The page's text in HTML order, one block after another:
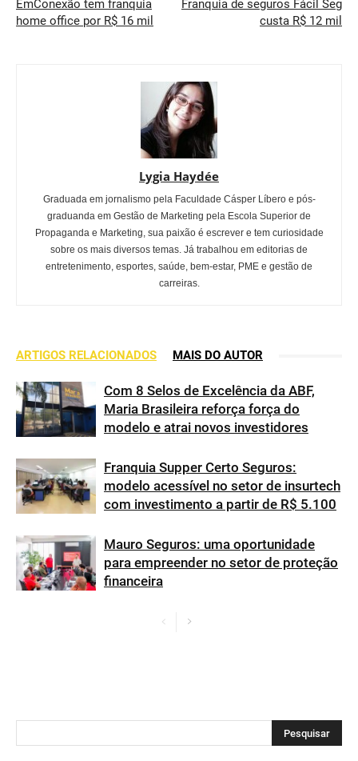
EmConexão tem franquia
home office por R$ 16 mil
Franquia de seguros Fácil Seg
custa R$ 12 mil
Lygia Haydée
Graduada em jornalismo pela Faculdade Cásper Líbero e pós-
graduanda em Gestão de Marketing pela Escola Superior de
Propaganda e Marketing, sua paixão é escrever e tem curiosidade
sobre os mais diversos temas. Já trabalhou em editorias de
entretenimento, esportes, saúde, bem-estar, PME e gestão de
carreiras.
ARTIGOS RELACIONADOS MAIS DO AUTOR
Com 8 Selos de Excelência da ABF,
Maria Brasileira reforça força do
modelo e atrai novos investidores
Franquia Supper Certo Seguros:
modelo acessível no setor de insurtech
com investimento a partir de R$ 5.100
Mauro Seguros: uma oportunidade
para empreender no setor de proteção
financeira